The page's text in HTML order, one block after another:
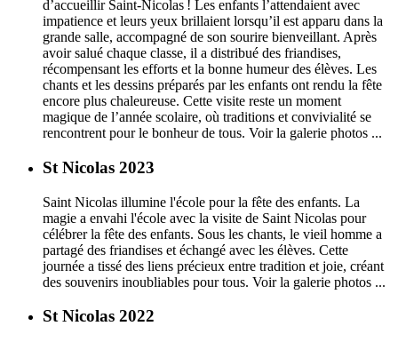
d’accueillir Saint-Nicolas ! Les enfants l’attendaient avec
impatience et leurs yeux brillaient lorsqu’il est apparu dans la
grande salle, accompagné de son sourire bienveillant. Après
avoir salué chaque classe, il a distribué des friandises,
récompensant les efforts et la bonne humeur des élèves. Les
chants et les dessins préparés par les enfants ont rendu la fête
encore plus chaleureuse. Cette visite reste un moment
magique de l’année scolaire, où traditions et convivialité se
rencontrent pour le bonheur de tous. Voir la galerie photos ...
St Nicolas 2023
Saint Nicolas illumine l'école pour la fête des enfants. La
magie a envahi l'école avec la visite de Saint Nicolas pour
célébrer la fête des enfants. Sous les chants, le vieil homme a
partagé des friandises et échangé avec les élèves. Cette
journée a tissé des liens précieux entre tradition et joie, créant
des souvenirs inoubliables pour tous. Voir la galerie photos ...
St Nicolas 2022